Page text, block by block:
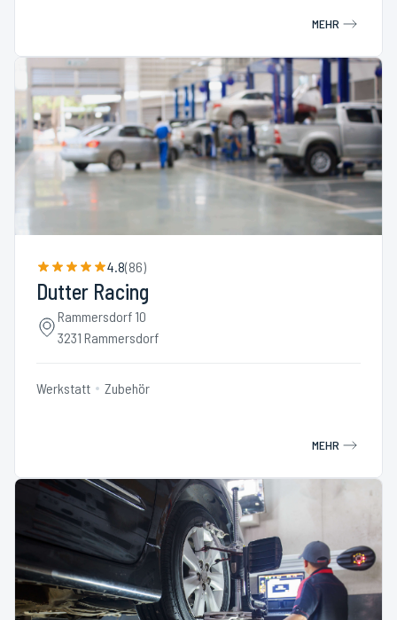
MEHR
4.8(86)
Dutter Racing
Rammersdorf 10
3231 Rammersdorf
Werkstatt Zubehör
MEHR